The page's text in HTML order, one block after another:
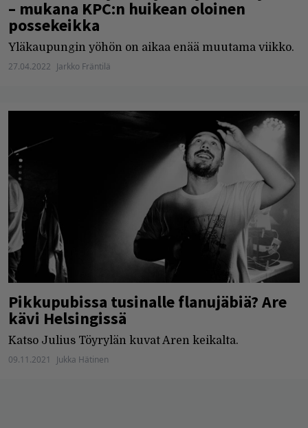
– mukana KPC:n huikean oloinen
possekeikka
Yläkaupungin yöhön on aikaa enää muutama viikko.
27.04.2022 Jarkko Fräntilä
Pikkupubissa tusinalle flanujäbiä? Are
kävi Helsingissä
Katso Julius Töyrylän kuvat Aren keikalta.
09.11.2021 Jukka Hätinen